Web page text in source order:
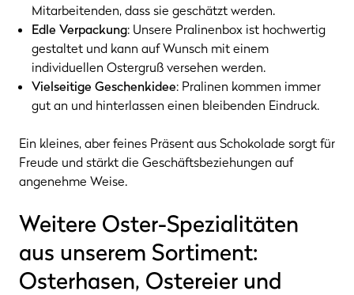
Mitarbeitenden, dass sie geschätzt werden.
Edle Verpackung: Unsere Pralinenbox ist hochwertig
gestaltet und kann auf Wunsch mit einem
individuellen Ostergruß versehen werden.
Vielseitige Geschenkidee: Pralinen kommen immer
gut an und hinterlassen einen bleibenden Eindruck.
Ein kleines, aber feines Präsent aus Schokolade sorgt für
Freude und stärkt die Geschäftsbeziehungen auf
angenehme Weise.
Weitere Oster-Spezialitäten
aus unserem Sortiment:
Osterhasen, Ostereier und